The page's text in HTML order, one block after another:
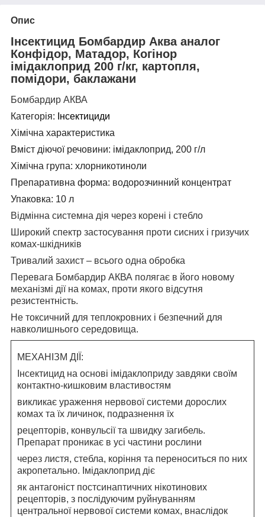
Опис
Інсектицид Бомбардир Аква аналог
Конфідор, Матадор, Когінор
імідаклоприд 200 г/кг, картопля,
помідори, баклажани
Бомбардир АКВА
Категорія: Інсектициди
Хімічна характеристика
Вміст діючої речовини: імідаклоприд, 200 г/л
Хімічна група: хлорникотиноли
Препаративна форма: водорозчинний концентрат
Упаковка: 10 л
Відмінна системна дія через корені і стебло
Широкий спектр застосування проти сисних і гризучих
комах-шкідників
Тривалий захист – всього одна обробка
Перевага Бомбардир АКВА полягає в його новому
механізмі дії на комах, проти якого відсутня
резистентність.
Не токсичний для теплокровних і безпечний для
навколишнього середовища.
МЕХАНІЗМ ДІЇ:
Інсектицид на основі імідаклоприду завдяки своїм
контактно-кишковим властивостям
викликає ураження нервової системи дорослих
комах та їх личинок, подразнення їх
рецепторів, конвульсії та швидку загибель.
Препарат проникає в усі частини рослини
через листя, стебла, коріння та переноситься по них
акропетально. Імідаклоприд діє
як антагоніст постсинаптичних нікотинових
рецепторів, з послідуючим руйнуванням
центральної нервової системи комах, внаслідок